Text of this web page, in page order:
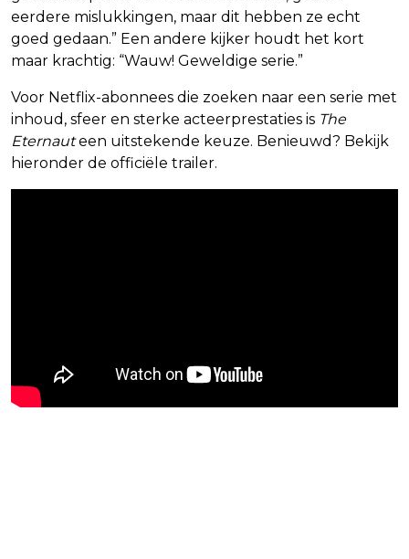
eerdere mislukkingen, maar dit hebben ze echt
goed gedaan.” Een andere kijker houdt het kort
maar krachtig: “Wauw! Geweldige serie.”
Voor Netflix-abonnees die zoeken naar een serie met
inhoud, sfeer en sterke acteerprestaties is The
Eternauteen uitstekende keuze. Benieuwd? Bekijk
hieronder de officiële trailer.